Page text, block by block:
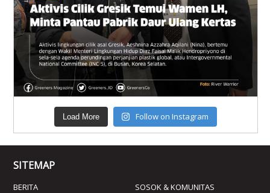
Load More Follow on Instagram
SITEMAP
BERITA
SOSOK & KOMUNITAS